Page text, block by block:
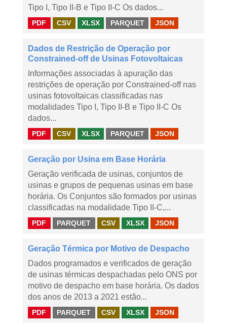
Tipo I, Tipo II-B e Tipo II-C Os dados...
PDF CSV XLSX PARQUET JSON
Dados de Restrição de Operação por
Constrained-off de Usinas Fotovoltaicas
Informações associadas à apuração das
restrições de operação por Constrained-off nas
usinas fotovoltaicas classificadas nas
modalidades Tipo I, Tipo II-B e Tipo II-C Os
dados...
PDF CSV XLSX PARQUET JSON
Geração por Usina em Base Horária
Geração verificada de usinas, conjuntos de
usinas e grupos de pequenas usinas em base
horária. Os Conjuntos são formados por usinas
classificadas na modalidade Tipo II-C,...
PDF PARQUET CSV XLSX JSON
Geração Térmica por Motivo de Despacho
Dados programados e verificados de geração
de usinas térmicas despachadas pelo ONS por
motivo de despacho em base horária. Os dados
dos anos de 2013 a 2021 estão...
PDF PARQUET CSV XLSX JSON